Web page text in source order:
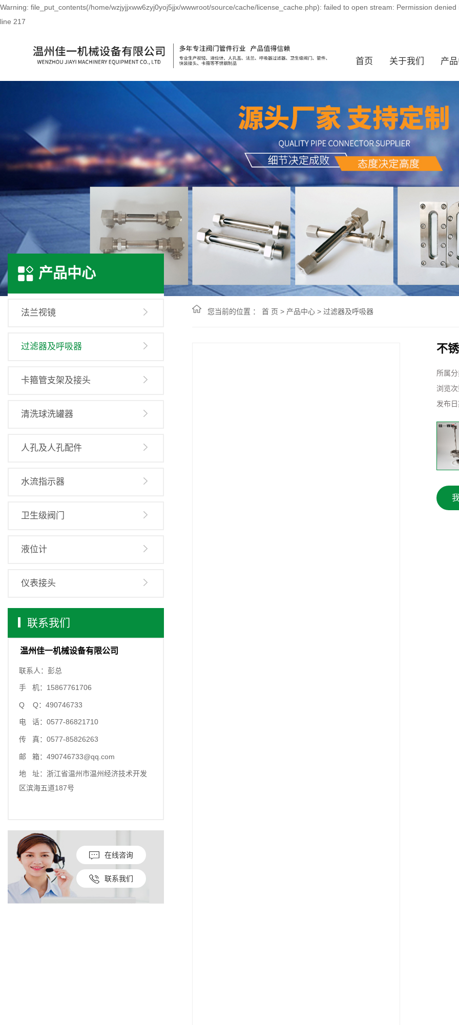
Warning: file_put_contents(/home/wzjyjjxww6zyj0yoj5jjx/wwwroot/source/cache/license_cache.php): failed to open stream: Permission
line 217
首页 关于我们 产
产品中心
法兰视镜
过滤器及呼吸器
卡箍管支架及接头
清洗球洗罐器
人孔及人孔配件
水流指示器
卫生级阀门
液位计
仪表接头
联系我们
温州佳一机械设备有限公司
联系人：彭总
手 机：15867761706
Q Q：490746733
电 话：0577-86821710
传 真：0577-85826263
邮 箱：490746733@qq.com
地 址：浙江省温州市温州经济技术开发
区滨海五道187号
在线咨询
联系我们
您当前的位置 ： 首 页 > 产品中心> 过滤器及呼吸器
不
所属
浏览
发布